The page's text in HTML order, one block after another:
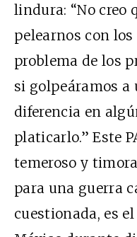
lindura: “No creo
pelearnos con
problema de los
si golpeáramos
diferencia en
platicarlo.” Este
temeroso y
para una guerra
cuestionada, es